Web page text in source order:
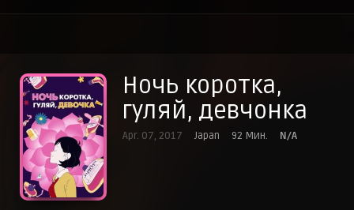
Ночь коротка,
гуляй, девчонка
Apr. 07, 2017 Japan 92 Мин. N/A